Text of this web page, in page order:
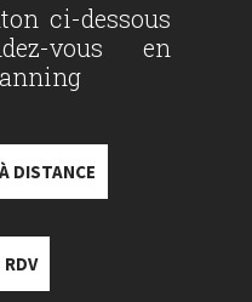
ci-dessous
vous en
DISTANCE
RDV